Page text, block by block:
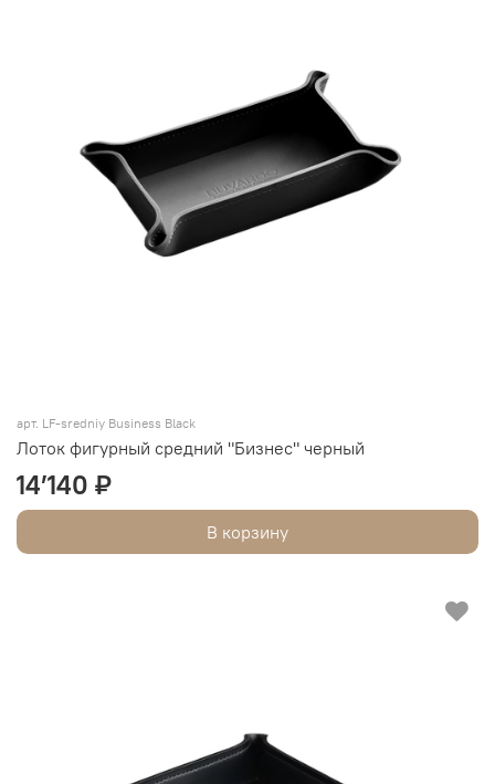
арт. LF-sredniy Business Black
Лоток фигурный средний "Бизнес" черный
14’140 ₽
В корзину